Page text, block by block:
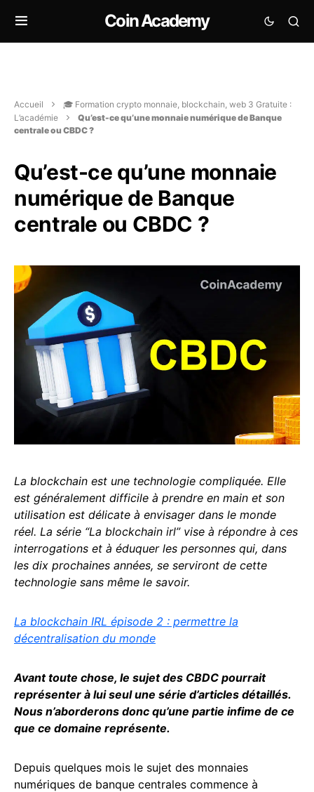
Coin Academy
Accueil
🎓 Formation crypto monnaie, blockchain, web 3 Gratuite :
L’académie
Qu’est-ce qu’une monnaie numérique de Banque
centrale ou CBDC ?
Qu’est-ce qu’une monnaie
numérique de Banque
centrale ou CBDC ?
La blockchain est une technologie compliquée. Elle
est généralement difficile à prendre en main et son
utilisation est délicate à envisager dans le monde
réel. La série “La blockchain irl” vise à répondre à ces
interrogations et à éduquer les personnes qui, dans
les dix prochaines années, se serviront de cette
technologie sans même le savoir.
La blockchain IRL épisode 2 : permettre la
décentralisation du monde
Avant toute chose, le sujet des CBDC pourrait
représenter à lui seul une série d’articles détaillés.
Nous n’aborderons donc qu’une partie infime de ce
que ce domaine représente.
Depuis quelques mois le sujet des monnaies
numériques de banque centrales commence à